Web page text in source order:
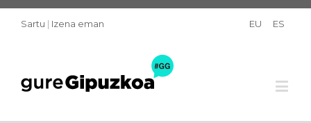
Sartu | Izena eman EU ES